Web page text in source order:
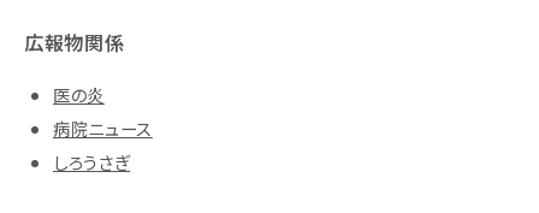
広報物関係
医の炎
病院ニュース
しろうさぎ